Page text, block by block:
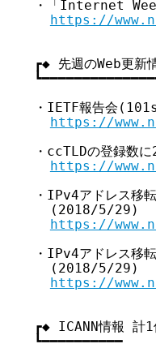
・「Internet
https://
┏◆ 先週のWeb更新
・IETF報告会
https://
・ccTLDの登録数
https://
・IPv4アドレス移
  (2018/5/29)
https://
・IPv4アドレス移
  (2018/5/29)
https://
┏◆ ICANN情報 計1
┗━━━━━━━━━━